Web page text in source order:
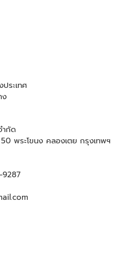
ระเทศ
ง
ำกัด
พระโขนง คลองเตย กรุงเทพฯ